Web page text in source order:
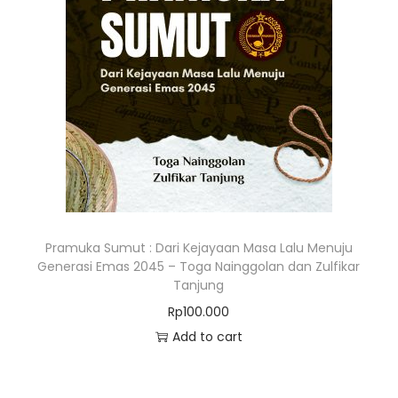
Pramuka Sumut : Dari Kejayaan Masa Lalu Menuju
Generasi Emas 2045 – Toga Nainggolan dan Zulfikar
Tanjung
Rp100.000
Add to cart